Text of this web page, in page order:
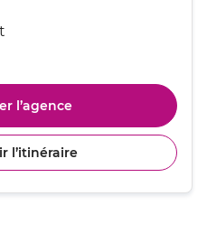
l’agence
Afficher
le
numéro
de
du
l’itinéraire
jusqu'au
de